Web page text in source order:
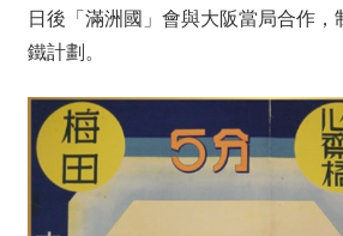
日後「滿洲國」會與大阪當局合作
鐵計劃。